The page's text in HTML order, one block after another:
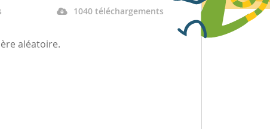
1040 téléchargements
aléatoire.